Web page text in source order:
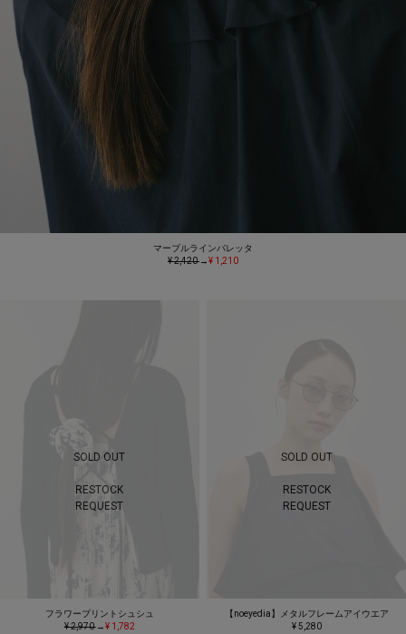
マーブルラインバレッタ
¥ 2,420→¥ 1,210
SOLD OUT
RESTOCK
REQUEST
フラワープリントシュシュ
¥ 2,970→¥ 1,782
SOLD OUT
RESTOCK
REQUEST
【noeyedia】メタルフレームアイウエア
¥ 5,280